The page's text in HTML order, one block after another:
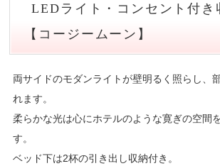
LEDライト・コンセント付き収納ベッド
【コージームーン】
両サイドのモダンライトが壁明るく照らし、
れます。
柔らかな光は心にホテルのような寛ぎの空間
す。
ベッド下は2杯の引き出し収納付き。